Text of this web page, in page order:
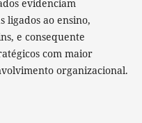
evidenciam
ligados ao ensino,
e consequente
com maior
organizacional.